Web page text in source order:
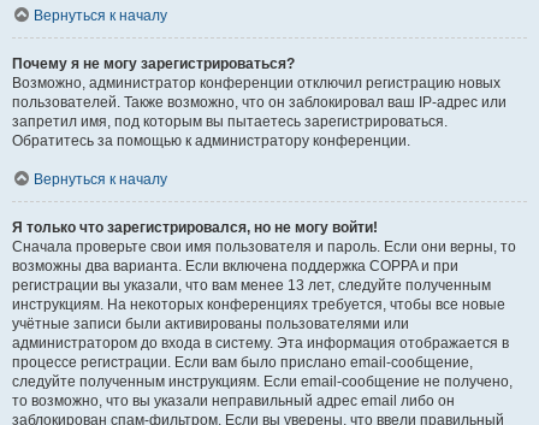
Вернуться к началу
Почему я не могу зарегистрироваться?
Возможно, администратор конференции отключил регистрацию новых
пользователей. Также возможно, что он заблокировал ваш IP-адрес или
запретил имя, под которым вы пытаетесь зарегистрироваться.
Обратитесь за помощью к администратору конференции.
Вернуться к началу
Я только что зарегистрировался, но не могу войти!
Сначала проверьте свои имя пользователя и пароль. Если они верны, то
возможны два варианта. Если включена поддержка COPPA и при
регистрации вы указали, что вам менее 13 лет, следуйте полученным
инструкциям. На некоторых конференциях требуется, чтобы все новые
учётные записи были активированы пользователями или
администратором до входа в систему. Эта информация отображается в
процессе регистрации. Если вам было прислано email-сообщение,
следуйте полученным инструкциям. Если email-сообщение не получено,
то возможно, что вы указали неправильный адрес email либо он
заблокирован спам-фильтром. Если вы уверены, что ввели правильный